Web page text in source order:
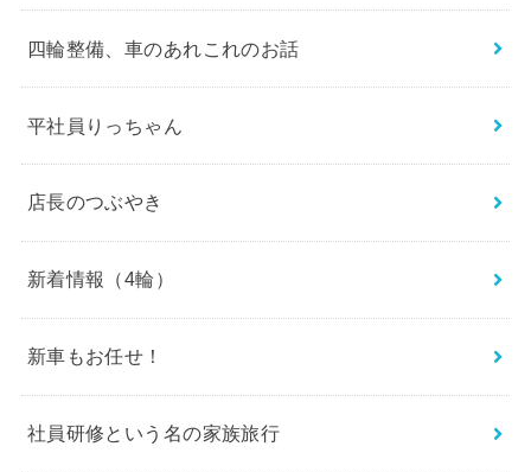
四輪整備、車のあれこれのお話
平社員りっちゃん
店長のつぶやき
新着情報（4輪）
新車もお任せ！
社員研修という名の家族旅行